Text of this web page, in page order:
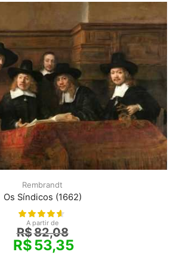
Rembrandt
Os Síndicos (1662)
A partir de
R$82,08
R$53,35